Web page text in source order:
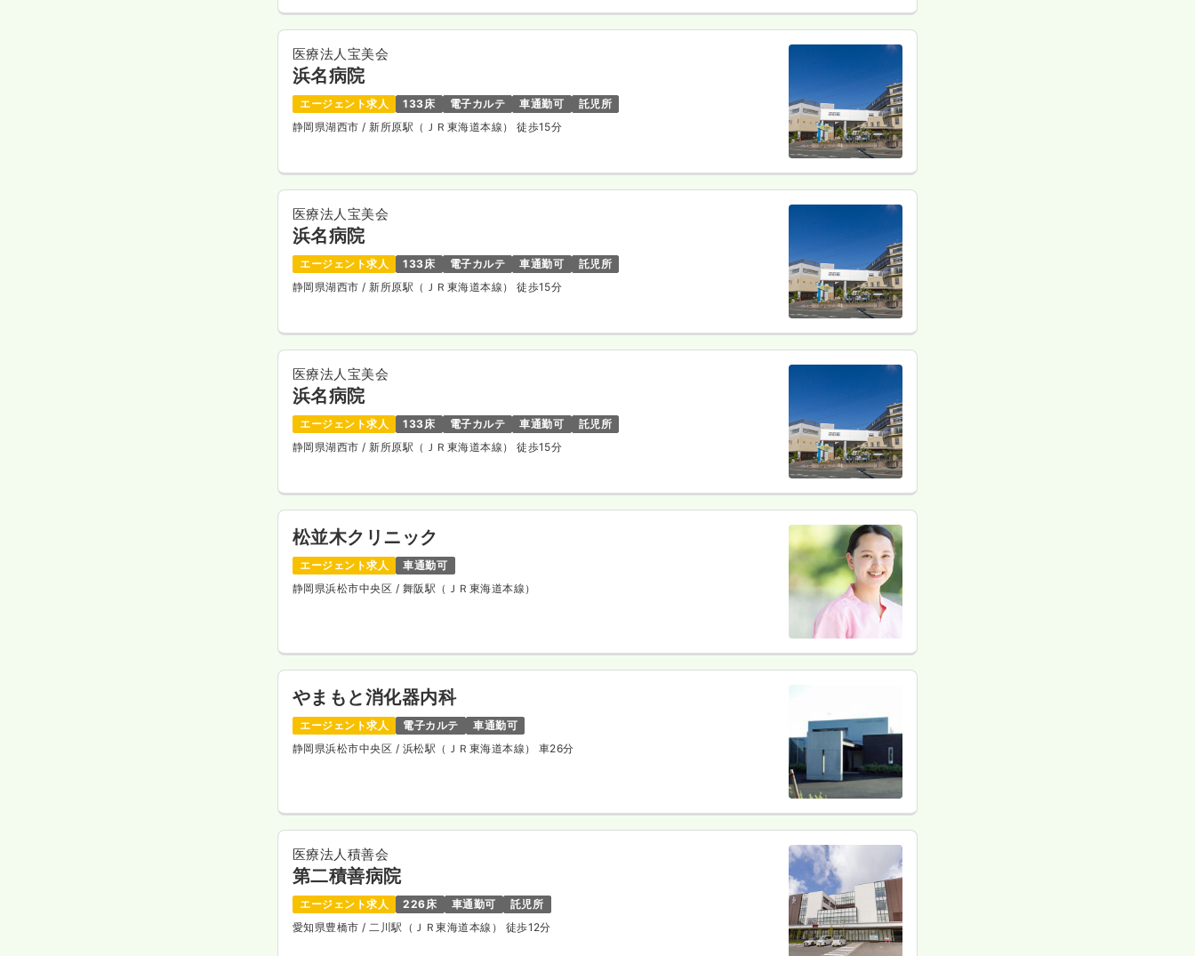
医療法人宝美会
浜名病院
エージェント求人 133床 電子カルテ 車通勤可
託児所
静岡県湖西市/ 新所原駅（ＪＲ東海道本線） 徒歩15分
医療法人宝美会
浜名病院
エージェント求人 133床 電子カルテ 車通勤可
託児所
静岡県湖西市/ 新所原駅（ＪＲ東海道本線） 徒歩15分
医療法人宝美会
浜名病院
エージェント求人 133床 電子カルテ 車通勤可
託児所
静岡県湖西市/ 新所原駅（ＪＲ東海道本線） 徒歩15分
松並木クリニック
エージェント求人
車通勤可
静岡県浜松市中央区 / 舞阪駅（ＪＲ東海道本線）
やまもと消化器内科
エージェント求人 電子カルテ
車通勤可
静岡県浜松市中央区 / 浜松駅（ＪＲ東海道本線） 車26分
医療法人積善会
第二積善病院
エージェント求人 226床 車通勤可
託児所
愛知県豊橋市/ 二川駅（ＪＲ東海道本線） 徒歩12分